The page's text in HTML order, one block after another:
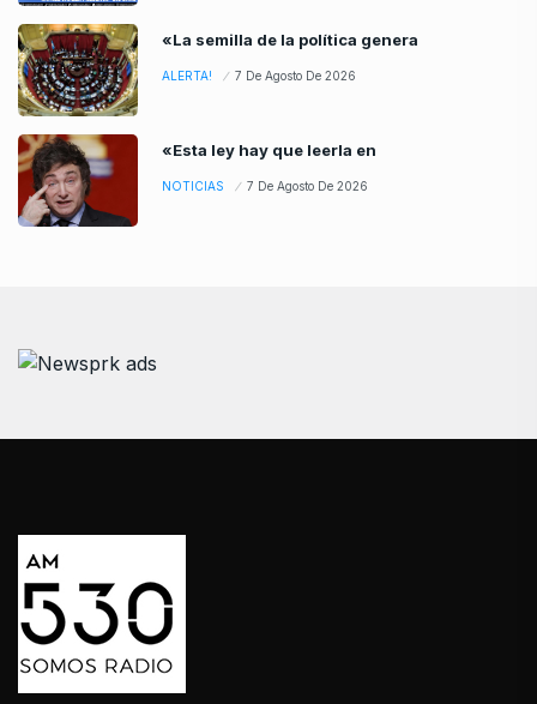
«La semilla de la política genera
ALERTA! 7 De Agosto De 2026
«Esta ley hay que leerla en
NOTICIAS 7 De Agosto De 2026